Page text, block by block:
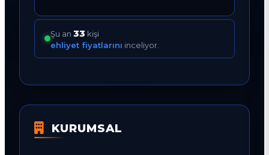
Şu an 33 kişi
ehliyet fiyatlarını inceliyor.
KURUMSAL